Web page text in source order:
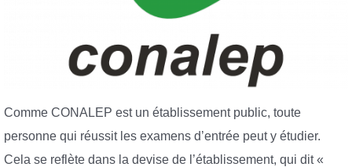
Comme CONALEP est un établissement public, toute
personne qui réussit les examens d’entrée peut y étudier.
Cela se reflète dans la devise de l’établissement, qui dit «